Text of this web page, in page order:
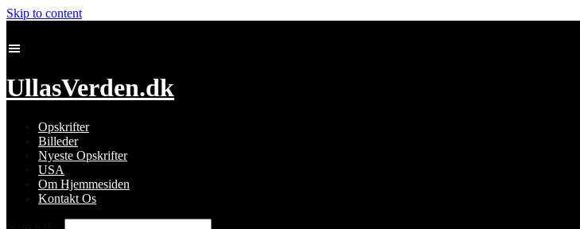
Skip to content
UllasVerden.dk
Opskrifter
Billeder
Nyeste Opskrifter
USA
Om Hjemmesiden
Kontakt Os